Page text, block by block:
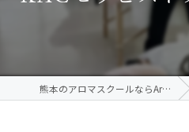
熊本のアロマスクールならAroma Terrace